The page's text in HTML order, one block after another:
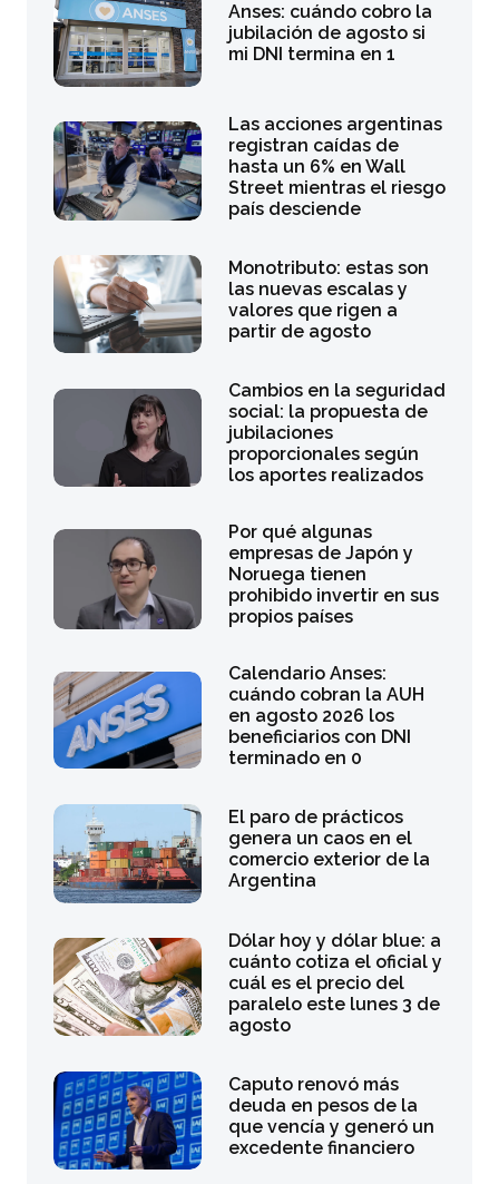
Anses: cuándo cobro la
jubilación de agosto si
mi DNI termina en 1
Las acciones argentinas
registran caídas de
hasta un 6% en Wall
Street mientras el riesgo
país desciende
Monotributo: estas son
las nuevas escalas y
valores que rigen a
partir de agosto
Cambios en la seguridad
social: la propuesta de
jubilaciones
proporcionales según
los aportes realizados
Por qué algunas
empresas de Japón y
Noruega tienen
prohibido invertir en sus
propios países
Calendario Anses:
cuándo cobran la AUH
en agosto 2026 los
beneficiarios con DNI
terminado en 0
El paro de prácticos
genera un caos en el
comercio exterior de la
Argentina
Dólar hoy y dólar blue: a
cuánto cotiza el oficial y
cuál es el precio del
paralelo este lunes 3 de
agosto
Caputo renovó más
deuda en pesos de la
que vencía y generó un
excedente financiero